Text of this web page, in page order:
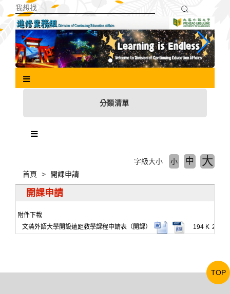
主
分類清單
首頁 開課申請
字級大小 小 中 大
開課申請
附件下載
文藻外語大學開設遠距教學課程申請表（開課）
194 K 2022-
TOP